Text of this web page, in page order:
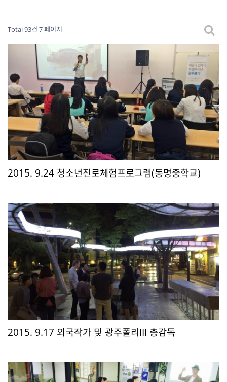
Total 93건 7 페이지
2015. 9.24 청소년진로체험프로그램(동명중학교)
2015. 9.17 외국작가 및 광주폴리III 총감독